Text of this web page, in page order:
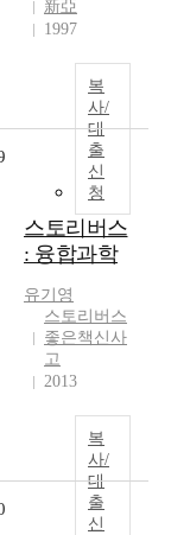
新亞
1997
복
사/
대
출
신
청
스토리버스
: 융합과학
유기영
스토리버스
좋은책신사
고
2013
복
사/
대
출
신